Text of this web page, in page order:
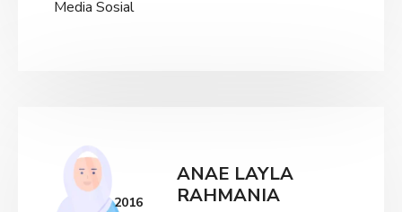
Media Sosial
2016
ANAE LAYLA
RAHMANIA